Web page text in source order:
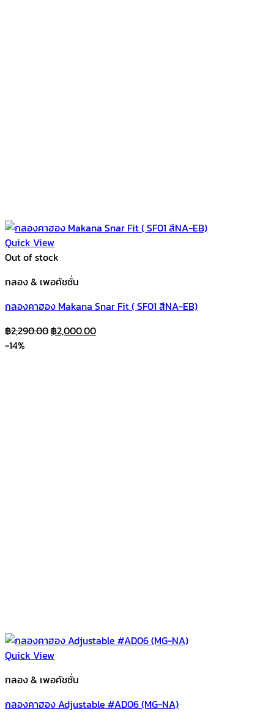
Quick View
Out of stock
กลอง & เพอคัชชั่น
กลองคาฮอง Makana Snar Fit ( SF01 สีNA-EB)
฿2,290.00 Original
฿2,000.00Current
-14%
Quick View
กลอง & เพอคัชชั่น
กลองคาฮอง Adjustable #AD06 (MG-NA)